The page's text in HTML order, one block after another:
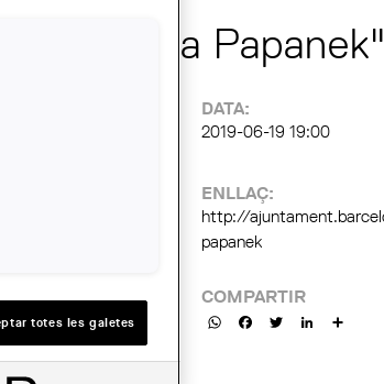
"La via Papanek"
DATA:
2019-06-19 19:00
ENLLAÇ:
http://
papanek
COMPARTIR
WhatsAppFacebookTwitterLinkedIn
totes les galetes